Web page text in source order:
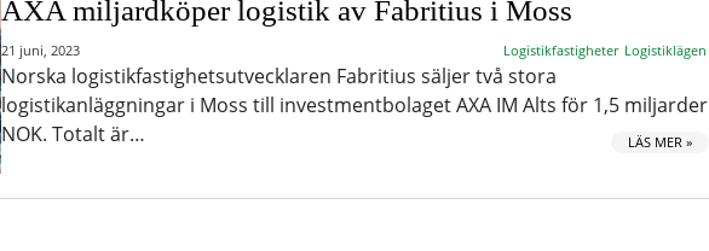
AXA miljardköper logistik av Fabritius i Moss
21 juni, 2023 Logistikfastigheter Logistiklägen
Norska logistikfastighetsutvecklaren Fabritius säljer två stora
logistikanläggningar i Moss till investmentbolaget AXA IM Alts för 1,5 miljarder
NOK. Totalt är…
LÄS MER »